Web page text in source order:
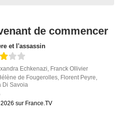
de commencer
et l'assassin
Echkenazi, Franck Ollivier
de Fougerolles, Florent Peyre,
Di Savoia
sur France.TV